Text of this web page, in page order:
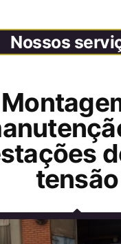
Nossos
tensão